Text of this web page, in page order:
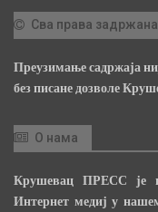
Сва права задржана
Преузимање садржаја
без писане дозволе
О нама
Крушевац ПРЕСС је
Интернет медиј у